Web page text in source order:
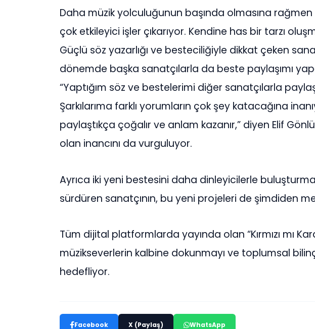
Daha müzik yolculuğunun başında olmasına
çok etkileyici işler çıkarıyor. Kendine has bir tarzı
Güçlü söz yazarlığı ve besteciliğiyle dikkat çeken
dönemde başka sanatçılarla da beste paylaşımı
“Yaptığım söz ve bestelerimi diğer sanatçılarla
Şarkılarıma farklı yorumların çok şey katacağına
paylaştıkça çoğalır ve anlam kazanır,” diyen Elif
olan inancını da vurguluyor.
Ayrıca iki yeni bestesini daha dinleyicilerle buluşturmak
sürdüren sanatçının, bu yeni projeleri de şimdiden
Tüm dijital platformlarda yayında olan “Kırmızı mı
müzikseverlerin kalbine dokunmayı ve toplumsal
hedefliyor.
Facebook X (Paylaş) WhatsApp